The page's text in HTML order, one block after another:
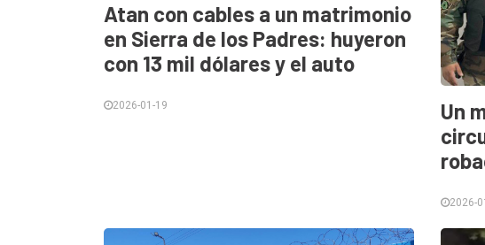
Atan con cables a un matrimonio
en Sierra de los Padres: huyeron
con 13 mil dólares y el auto
2026-01-19
Un
2026-